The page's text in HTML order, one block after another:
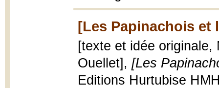
[Les Papinachois et
[texte et idée
Ouellet], [Les
Editions Hurtubise